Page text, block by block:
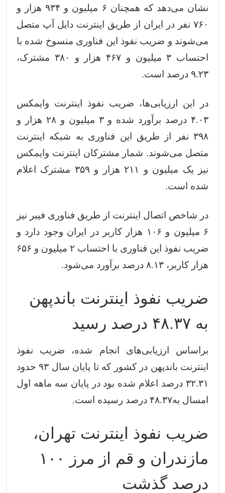
نشان می‌دهد که همچنان ۶ میلیون و ۹۳۴ هزار و
۷۶۰ نفر در ایران از طریق اینترنت دایل آپ متصل
می‌شوند و ضریب نفوذ این فناوری منسوخ شده با
احتساب ۳ میلیون و ۴۶۷ هزار و ۳۸۰ مشترک،
۹.۲۳ درصد است.
در این ارزیابی‌ها، ضریب نفوذ اینترنت وایمکس
۴.۰۳ درصد برآورد شده و ۳ میلیون و ۲۸ هزار و
۳۹۸ نفر از طریق این فناوری به شبکه اینترنت
متصل می‌شوند. شمار مشترکان اینترنت وایمکس
نیز یک میلیون و ۲۱۱ هزار و ۳۵۹ مشترک اعلام
شده است.
در شاخص اتصال اینترنت از طریق فناوری فیبر نیز
۶ میلیون و ۱۰۶ هزار کاربر در ایران وجود دارد و
ضریب نفوذ این فناوری با احتساب ۲ میلیون و ۶۵۶
هزار کاربر، ۸.۱۳ درصد برآورد می‌شود.
ضریب نفوذ اینترنت باندپهن
به ۴۸.۳۷ درصد رسید
براساس ارزیابی‌های انجام شده، ضریب نفوذ
اینترنت باندپهن در کشور که تا پایان سال ۹۳ حدود
۳۲.۳۱ درصد اعلام شده بود در پایان سه ماهه اول
امسال به۴۸.۳۷ درصد رسیده است.
ضریب نفوذ اینترنت تهران،
مازندران و قم از مرز ۱۰۰
درصد گذشت